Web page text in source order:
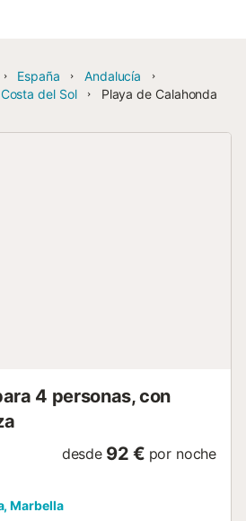
España
Andalucía
Costa del Sol Playa de Calahonda
4 personas, con
desde 92 € por noche
Marbella